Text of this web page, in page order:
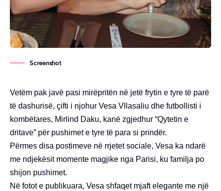
Screenshot
Vetëm pak javë pasi mirëpritën në jetë frytin e tyre të parë
të dashurisë, çifti i njohur Vesa Vllasaliu dhe futbollisti i
kombëtares, Mirlind Daku, kanë zgjedhur “Qytetin e
dritave” për pushimet e tyre të para si prindër.
Përmes disa postimeve në rrjetet sociale, Vesa ka ndarë
me ndjekësit momente magjike nga Parisi, ku familja po
shijon pushimet.
Në fotot e publikuara, Vesa shfaqet mjaft elegante me një